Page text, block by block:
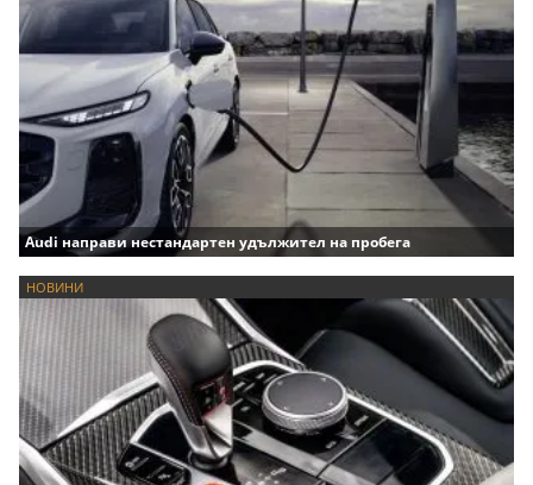
Audi направи нестандартен удължител на пробега
НОВИНИ